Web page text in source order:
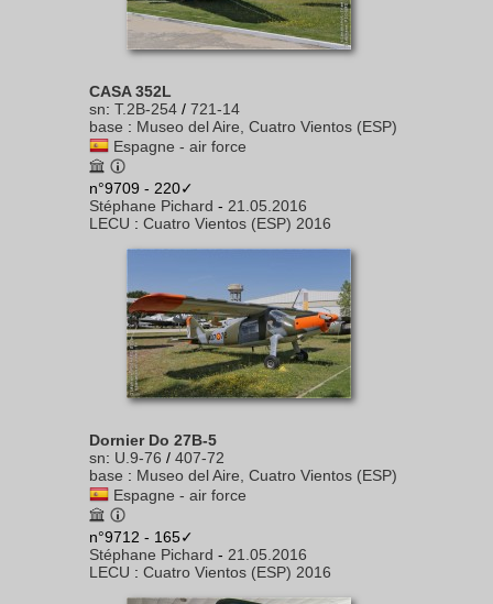
CASA 352L
sn: T.2B-254 / 721-14
base : Museo del Aire, Cuatro Vientos (ESP)
Espagne - air force
n°9709 - 220✓
Stéphane Pichard - 21.05.2016
LECU : Cuatro Vientos (ESP) 2016
Dornier Do 27B-5
sn: U.9-76 / 407-72
base : Museo del Aire, Cuatro Vientos (ESP)
Espagne - air force
n°9712 - 165✓
Stéphane Pichard - 21.05.2016
LECU : Cuatro Vientos (ESP) 2016